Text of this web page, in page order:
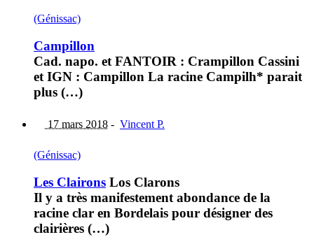
(Génissac)
Campillon
Cad. napo. et FANTOIR : Crampillon Cassini
et IGN : Campillon La racine Campilh* parait
plus (…)
17 mars 2018 - Vincent P.
(Génissac)
Les Clairons Los Clarons
Il y a très manifestement abondance de la
racine clar en Bordelais pour désigner des
clairières (…)